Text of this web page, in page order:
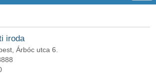
iroda
Árbóc utca 6.